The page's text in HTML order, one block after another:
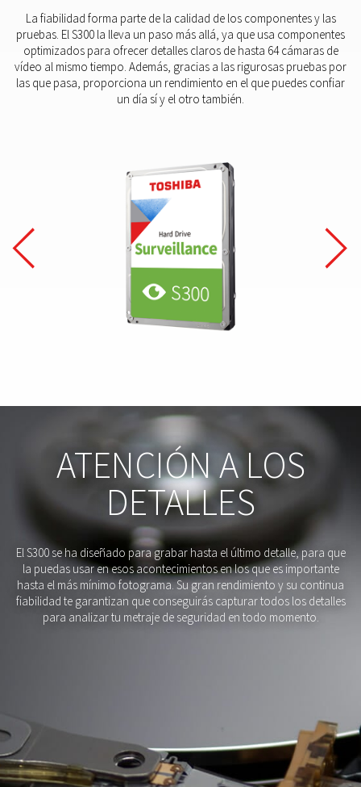
La fiabilidad forma parte de la calidad de los componentes y las
pruebas. El S300 la lleva un paso más allá, ya que usa componentes
optimizados para ofrecer detalles claros de hasta 64 cámaras de
vídeo al mismo tiempo. Además, gracias a las rigurosas pruebas por
las que pasa, proporciona un rendimiento en el que puedes confiar
un día sí y el otro también.
ATENCIÓN A LOS
DETALLES
El S300 se ha diseñado para grabar hasta el último detalle, para que
la puedas usar en esos acontecimientos en los que es importante
hasta el más mínimo fotograma. Su gran rendimiento y su continua
fiabilidad te garantizan que conseguirás capturar todos los detalles
para analizar tu metraje de seguridad en todo momento.